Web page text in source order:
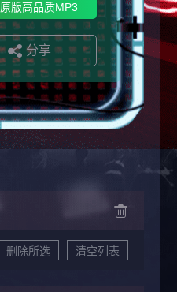
原版高品质MP3
分享
删除所选 清空列表